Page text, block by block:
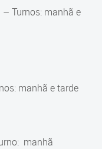
Turnos: manhã e
manhã e tarde
manhã